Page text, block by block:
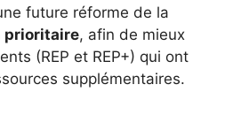
future réforme de la
prioritaire, afin de mieux
(REP et REP+) qui ont
supplémentaires.